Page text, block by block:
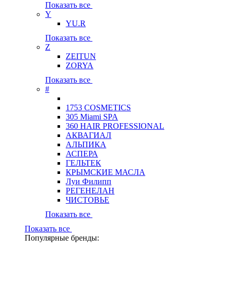
Показать все
Y
YU.R
Показать все
Z
ZEITUN
ZORYA
Показать все
#
1753 COSMETICS
305 Miami SPA
360 HAIR PROFESSIONAL
АКВАГИАЛ
АЛЬПИКА
АСПЕРА
ГЕЛЬТЕК
КРЫМСКИЕ МАСЛА
Луи Филипп
РЕГЕНЕЛАН
ЧИСТОВЬЕ
Показать все
Показать все
Популярные бренды: